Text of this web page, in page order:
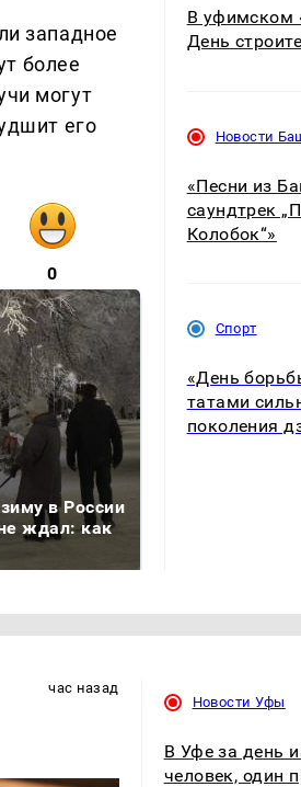
западное
более
могут
его
0
в России
ждал: как
В уфимском
День
Новости
«Песни из
саундтрек
Колобок“»
Спорт
«День
татами
поколения
час назад
Новости Уфы
В Уфе за день
человек, один